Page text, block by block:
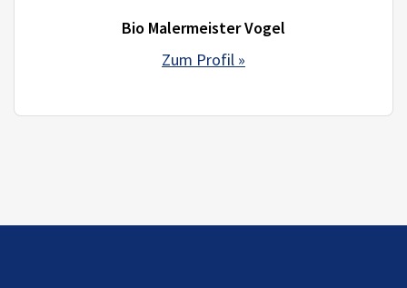
Bio Malermeister Vogel
Zum Profil »